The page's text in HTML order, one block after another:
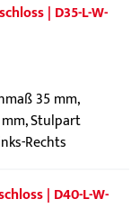
| D35-L-W-
35 mm,
Stulpart
Rechts
| D40-L-W-